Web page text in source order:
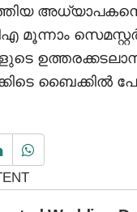
മൂന്നാം